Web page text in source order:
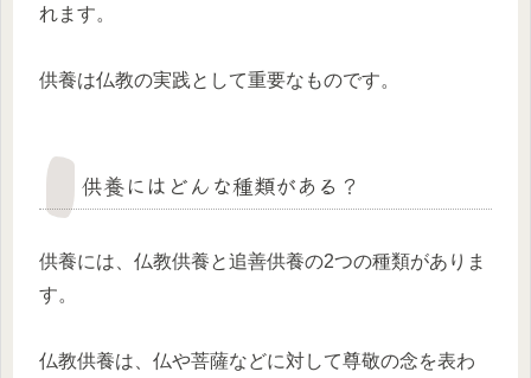
れます。
供養は仏教の実践として重要なものです。
供養にはどんな種類がある？
供養には、仏教供養と追善供養の2つの種類がありま
す。
仏教供養は、仏や菩薩などに対して尊敬の念を表わ